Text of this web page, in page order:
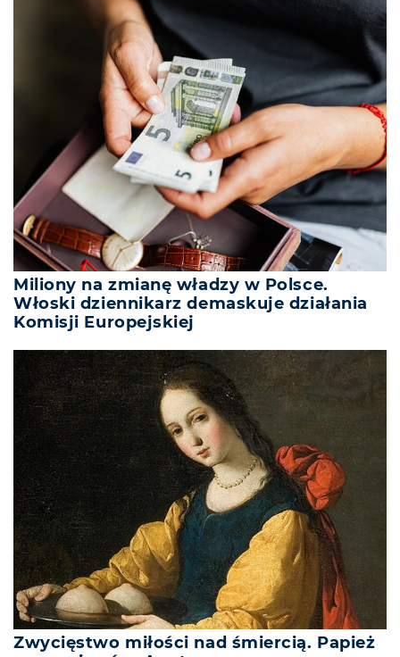
Miliony na zmianę władzy w Polsce.
Włoski dziennikarz demaskuje działania
Komisji Europejskiej
Zwycięstwo miłości nad śmiercią. Papież